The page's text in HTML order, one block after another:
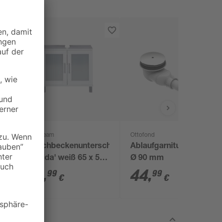
Trendteam
Waschbeckenunterschrank
'Florida' weiß 65 x 56
x 33 cm
,99 €
Ottofond
Ablaufgarnitur 'Tasso'
Ø 90 mm
44,99 €